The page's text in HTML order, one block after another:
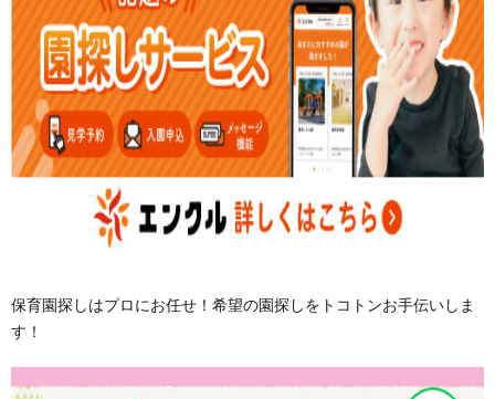
保育園探しはプロにお任せ！希望の園探しをトコトンお手伝いしま
す！